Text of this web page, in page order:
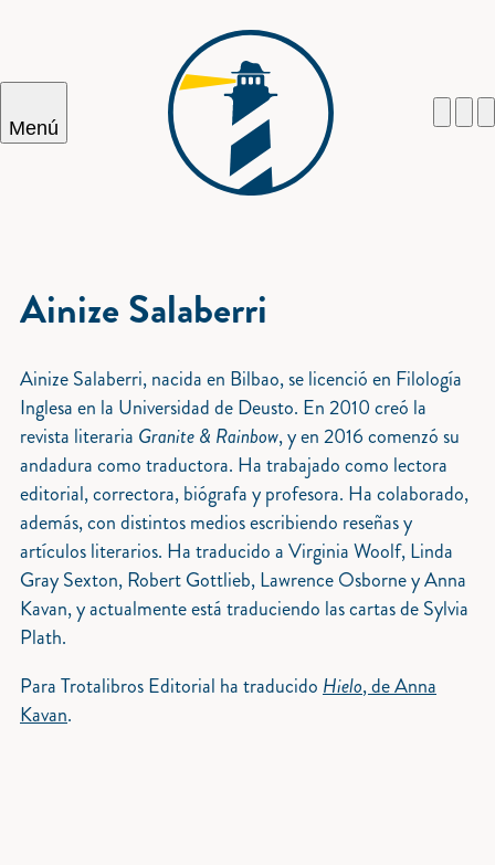
Menú
Ainize Salaberri
Ainize Salaberri, nacida en Bilbao, se licenció en Filología
Inglesa en la Universidad de Deusto. En 2010 creó la
revista literaria Granite & Rainbow, y en 2016 comenzó su
andadura como traductora. Ha trabajado como lectora
editorial, correctora, biógrafa y profesora. Ha colaborado,
además, con distintos medios escribiendo reseñas y
artículos literarios. Ha traducido a Virginia Woolf, Linda
Gray Sexton, Robert Gottlieb, Lawrence Osborne y Anna
Kavan, y actualmente está traduciendo las cartas de Sylvia
Plath.
Para Trotalibros Editorial ha traducido Hielo, de Anna
Kavan.